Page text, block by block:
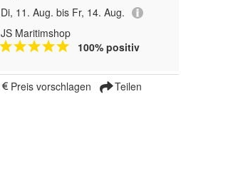
Di, 11. Aug. bis Fr, 14. Aug.
JS Maritimshop
100% positiv
Preis vorschlagen Teilen